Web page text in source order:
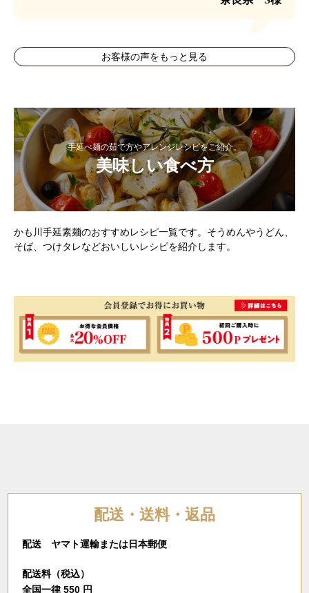
お客様の声をもっと見る
手延べ麺の茹で方やアレンジレシピをご紹介。
美味しい食べ方
かも川手延素麺のおすすめレシピ一覧です。そうめんやうどん、
そば、つけタレなどおいしいレシピを紹介します。
配送・送料・返品
配送 ヤマト運輸または日本郵便
配送料（税込）
全国一律 550 円